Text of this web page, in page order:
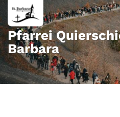
Zum Inhalt springen
Pfarrei
Barbara